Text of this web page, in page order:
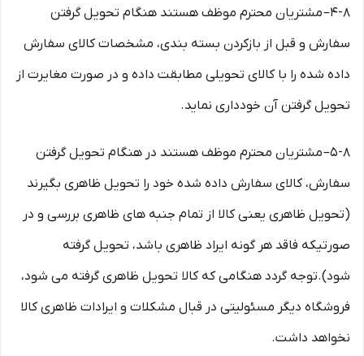
۴-۸– مشتریان محترم موظف هستند هنگام تحویل گرفتن
سفارش و قبل از بازکردن بسته بندی، مشخصات کالای سفارش
داده شده را با کالای تحویلی مطابقت داده و در صورت مغایرت از
تحویل گرفتن آن خودداری نماید.
۵-۸– مشتریان محترم موظف هستند در هنگام تحویل گرفتن
سفارش، کالای سفارش داده شده خود را تحویل ظاهری بگیرند
(تحویل ظاهری یعنی کالا از تمام جنبه های ظاهری بررسی و در
صورتیکه فاقد هر گونه ایراد ظاهری باشد، تحویل گرفته
شود).توجه گردد هنگامی که کالا تحویل ظاهری گرفته می شود،
فروشگاه دیگر مسئولیتی در قبال مشکلات و ایرادات ظاهری کالا
نخواهد داشت.